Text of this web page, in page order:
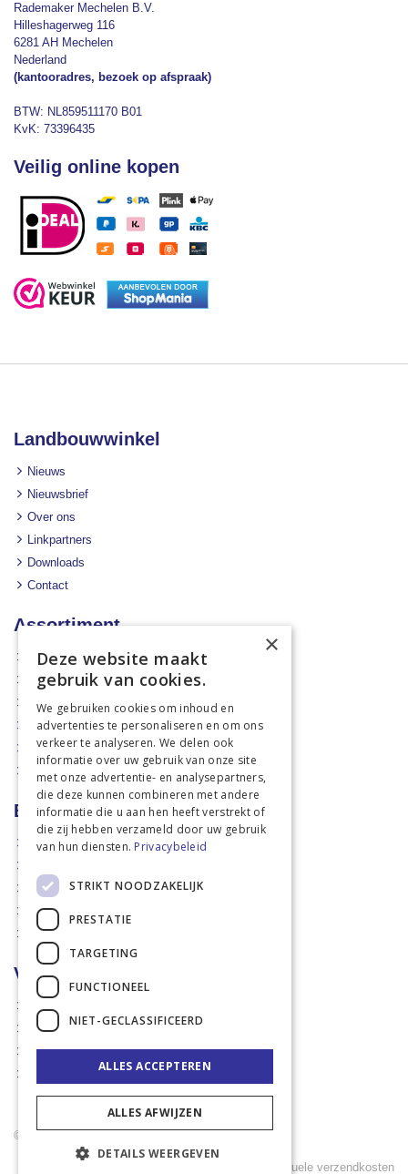
Rademaker Mechelen B.V.
Hilleshagerweg 116
6281 AH Mechelen
Nederland
(kantooradres, bezoek op afspraak)
BTW: NL859511170 B01
KvK: 73396435
Veilig online kopen
Landbouwwinkel
Nieuws
Nieuwsbrief
Over ons
Linkpartners
Downloads
Contact
Assortiment
Aanbiedingen
Mechanisatie
Stal & Erf
Weidetechniek
Dierbenodigdheden
Actiefolders
Betalen en verzenden
Hoe bestellen?
Afhaalmogelijkheden
Verzendkosten
Retouren
Voorwaarden
Disclaimer
Privacy policy & Cookies
Algemene voorwaarden
Garantie en klachten
© 2021 Rademaker Mechelen B.V. - Sinds 2005
Alle prijzen zijn exclusief BTW en exclusief eventuele verzendkosten
×
Deze website maakt
gebruik van cookies.
We gebruiken cookies om inhoud en
advertenties te personaliseren en om ons
verkeer te analyseren. We delen ook
informatie over uw gebruik van onze site
met onze advertentie- en analysepartners,
die deze kunnen combineren met andere
informatie die u aan hen heeft verstrekt of
die zij hebben verzameld door uw gebruik
van hun diensten. Privacybeleid
STRIKT NOODZAKELIJK
PRESTATIE
TARGETING
FUNCTIONEEL
NIET-GECLASSIFICEERD
ALLES ACCEPTEREN
ALLES AFWIJZEN
DETAILS WEERGEVEN